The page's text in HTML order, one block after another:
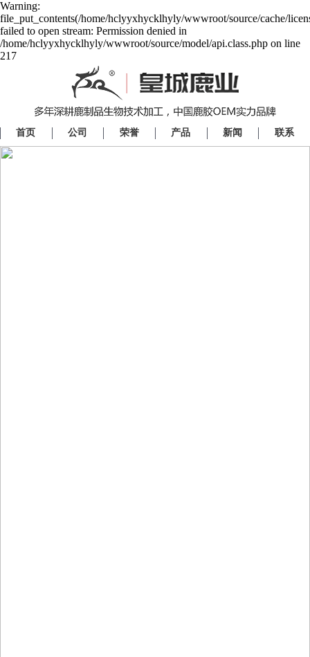
Warning:
file_put_contents(/home/hclyyxhycklhyly/wwwroot/source/cache/
failed to open stream: Permission denied in
/home/hclyyxhycklhyly/wwwroot/source/model/api.class.php on line
217
首页 公司 荣誉 产品 新闻 联系